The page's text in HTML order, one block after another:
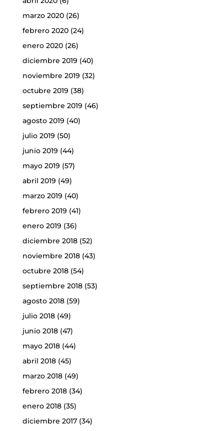
marzo 2020(26)
febrero 2020(24)
enero 2020(26)
diciembre 2019 (40)
noviembre 2019 (32)
octubre 2019 (38)
septiembre 2019 (46)
agosto 2019 (40)
julio 2019 (50)
junio 2019 (44)
mayo 2019 (57)
abril 2019 (49)
marzo 2019 (40)
febrero 2019 (41)
enero 2019 (36)
diciembre 2018(52)
noviembre 2018(43)
octubre 2018(54)
septiembre 2018(53)
agosto 2018(59)
julio 2018(49)
junio 2018(47)
mayo 2018(44)
abril 2018(45)
marzo 2018(49)
febrero 2018(34)
enero 2018(35)
diciembre 2017(34)